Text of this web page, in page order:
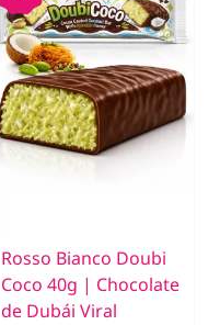
Rosso Bianco Doubi
Coco 40g | Chocolate
de Dubái Viral